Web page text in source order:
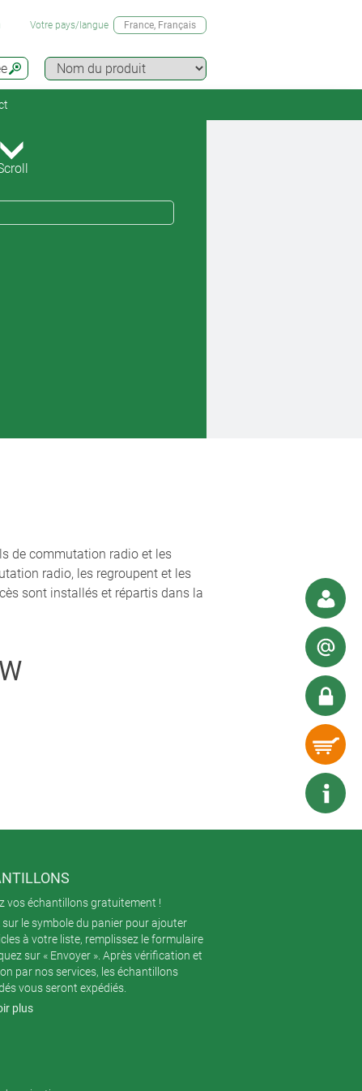
Votre pays/langue France, Français
de commutation radio et les
radio, les regroupent et les
sont installés et répartis dans la
vos échantillons gratuitement !
sur le symbole du panier pour ajouter
à votre liste, remplissez le formulaire
sur « Envoyer ». Après vérification et
par nos services, les échantillons
vous seront expédiés.
plus